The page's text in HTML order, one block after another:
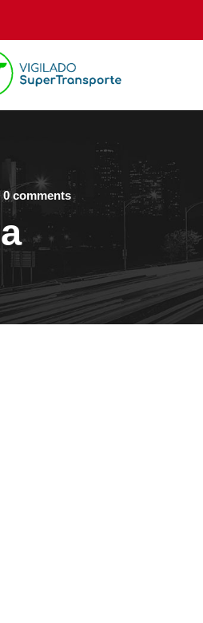
0 comments